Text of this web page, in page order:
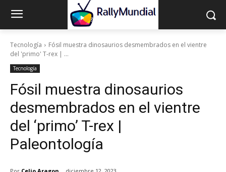
Tecnología
Fósil muestra dinosaurios desmembrados en el vientre
del 'primo' T-rex | ...
Tecnología
Fósil muestra dinosaurios
desmembrados en el vientre
del ‘primo’ T-rex |
Paleontología